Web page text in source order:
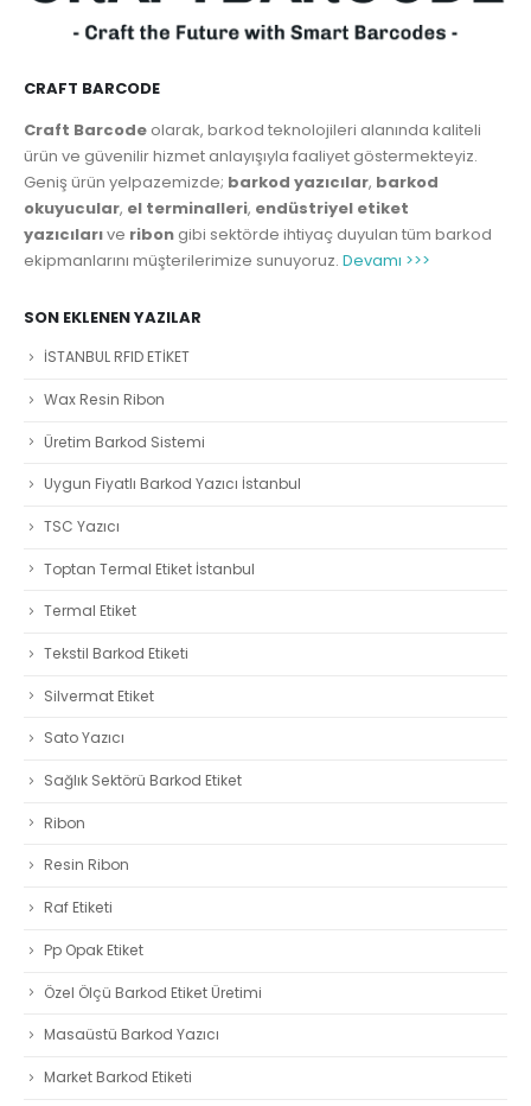
CRAFT BARCODE
Craft Barcode olarak, barkod teknolojileri alanında kaliteli
ürün ve güvenilir hizmet anlayışıyla faaliyet göstermekteyiz.
Geniş ürün yelpazemizde; barkod yazıcılar, barkod
okuyucular, el terminalleri, endüstriyel etiket
yazıcılarıve ribon gibi sektörde ihtiyaç duyulan tüm barkod
ekipmanlarını müşterilerimize sunuyoruz. Devamı >>>
SON EKLENEN YAZILAR
İSTANBUL RFID ETİKET
Wax Resin Ribon
Üretim Barkod Sistemi
Uygun Fiyatlı Barkod Yazıcı İstanbul
TSC Yazıcı
Toptan Termal Etiket İstanbul
Termal Etiket
Tekstil Barkod Etiketi
Silvermat Etiket
Sato Yazıcı
Sağlık Sektörü Barkod Etiket
Ribon
Resin Ribon
Raf Etiketi
Pp Opak Etiket
Özel Ölçü Barkod Etiket Üretimi
Masaüstü Barkod Yazıcı
Market Barkod Etiketi